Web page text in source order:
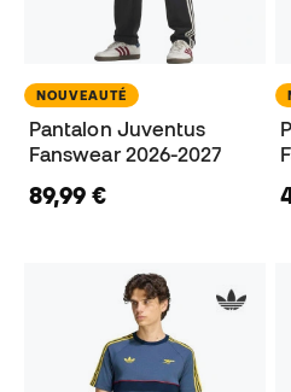
NOUVEAUTÉ
Pantalon Juventus
Fanswear 2026-2027
89,99 €